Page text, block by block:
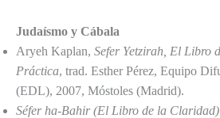
Judaísmo y Cábala
Aryeh Kaplan, Sefer Yetzirah, El Libro
Práctica, trad. Esther Pérez, Equipo
(EDL), 2007, Móstoles (Madrid).
Séfer ha-Bahir (El Libro de la Claridad)